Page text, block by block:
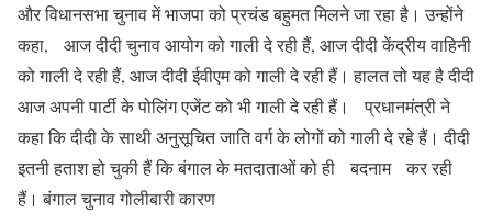
और विधानसभा चुनाव में भाजपा को प्रचंड बहुमत मिलने जा रहा है। उन्होंने
कहा, आज दीदी चुनाव आयोग को गाली दे रही हैं, आज दीदी केंद्रीय वाहिनी
को गाली दे रही हैं, आज दीदी ईवीएम को गाली दे रही हैं। हालत तो यह है दीदी
आज अपनी पार्टी के पोलिंग एजेंट को भी गाली दे रही हैं। प्रधानमंत्री ने
कहा कि दीदी के साथी अनुसूचित जाति वर्ग के लोगों को गाली दे रहे हैं। दीदी
इतनी हताश हो चुकी हैं कि बंगाल के मतदाताओं को ही बदनाम कर रही
हैं। बंगाल चुनाव गोलीबारी कारण